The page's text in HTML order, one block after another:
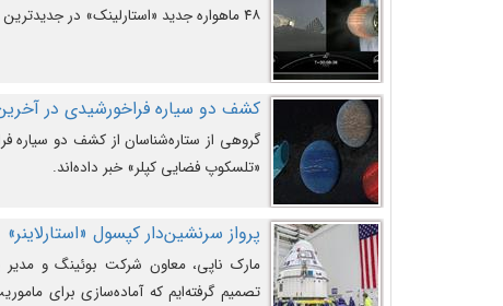
۴۸ ماهواره جدید «استارلینک» در جدیدترین پرتاب شرکت «اسپیس‌ایکس» به مدار زمین رفتند.
کشف دو سیاره فراخورشیدی در
گروهی از ستاره‌شناسان از کشف دو سیاره
«تلسکوپ فضایی کپلر» خبر داده‌اند.
پرواز سرنشین‌دار کپسول «استارلاینر»
مارک ناپی، معاون شرکت بوئینگ و مدیر
تصمیم گرفته‌ایم که آماده‌سازی برای